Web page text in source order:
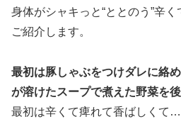
身体がシャキっと“ととのう”辛く
ご紹介します。
最初は豚しゃぶをつけダレに絡め
が溶けたスープで煮えた野菜を
最初は辛くて痺れて香ばしくて